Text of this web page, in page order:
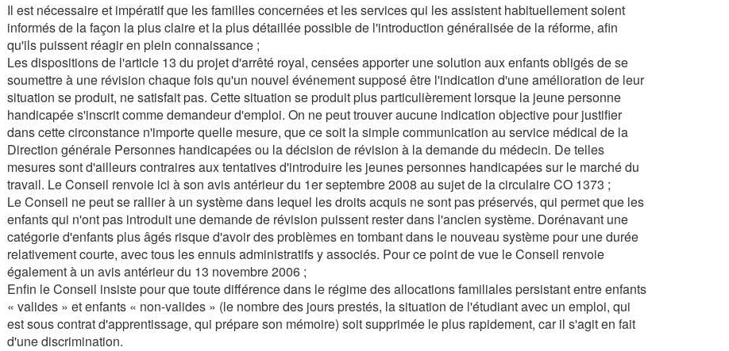
Il est nécessaire et impératif que les familles concernées et les services qui les assistent habituellement soient
informés de la façon la plus claire et la plus détaillée possible de l'introduction généralisée de la réforme, afin
qu'ils puissent réagir en plein connaissance ;
Les dispositions de l'article 13 du projet d'arrêté royal, censées apporter une solution aux enfants obligés de se
soumettre à une révision chaque fois qu'un nouvel événement supposé être l'indication d'une amélioration de leur
situation se produit, ne satisfait pas. Cette situation se produit plus particulièrement lorsque la jeune personne
handicapée s'inscrit comme demandeur d'emploi. On ne peut trouver aucune indication objective pour justifier
dans cette circonstance n'importe quelle mesure, que ce soit la simple communication au service médical de la
Direction générale Personnes handicapées ou la décision de révision à la demande du médecin. De telles
mesures sont d'ailleurs contraires aux tentatives d'introduire les jeunes personnes handicapées sur le marché du
travail. Le Conseil renvoie ici à son avis antérieur du 1er septembre 2008 au sujet de la circulaire CO 1373 ;
Le Conseil ne peut se rallier à un système dans lequel les droits acquis ne sont pas préservés, qui permet que les
enfants qui n'ont pas introduit une demande de révision puissent rester dans l'ancien système. Dorénavant une
catégorie d'enfants plus âgés risque d'avoir des problèmes en tombant dans le nouveau système pour une durée
relativement courte, avec tous les ennuis administratifs y associés. Pour ce point de vue le Conseil renvoie
également à un avis antérieur du 13 novembre 2006 ;
Enfin le Conseil insiste pour que toute différence dans le régime des allocations familiales persistant entre enfants
« valides » et enfants « non-valides » (le nombre des jours prestés, la situation de l'étudiant avec un emploi, qui
est sous contrat d'apprentissage, qui prépare son mémoire) soit supprimée le plus rapidement, car il s'agit en fait
d'une discrimination.